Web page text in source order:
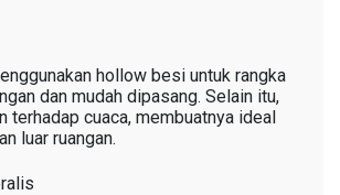
hollow besi untuk rangka
dan mudah dipasang. Selain itu,
terhadap cuaca, membuatnya ideal
luar ruangan.